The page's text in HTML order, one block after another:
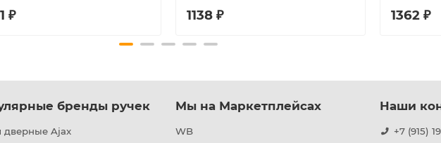
₽ 1138 ₽ 1362 ₽
бренды ручек
дверные Ajax
Мы на Маркетплейсах
WB
Наши
+7 (915)